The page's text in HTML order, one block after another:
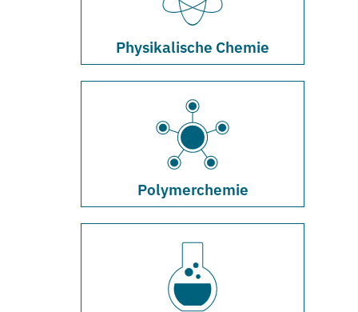
Physikalische Chemie
Polymerchemie